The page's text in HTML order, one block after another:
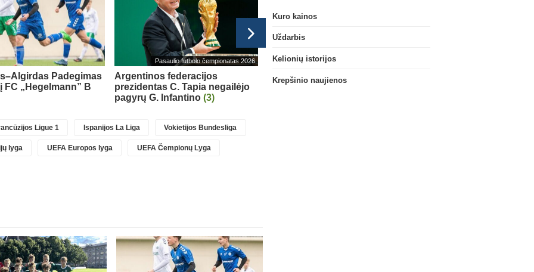
Padegimas
FC „Hegelmann” B
Pasaulio futbolo čempionatas 2026
Argentinos federacijos
prezidentas C. Tapia negailėjo
pagyrų G. Infantino (3)
Prie „Club Brugge“ prisijungs
„Mallorca“ klube atsiskleidęs J.
Ligue 1 Ispanijos La Liga Vokietijos Bundesliga
lyga UEFA Europos lyga UEFA Čempionų Lyga
Kuro kainos
Uždarbis
Kelionių istorijos
Krepšinio naujienos